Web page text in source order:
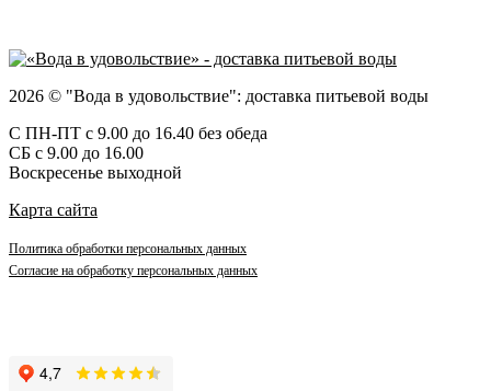
2026 © "Вода в удовольствие": доставка питьевой воды
С ПН-ПТ с 9.00 до 16.40 без обеда
СБ с 9.00 до 16.00
Воскресенье выходной
Карта сайта
Политика обработки персональных данных
Согласие на обработку персональных данных